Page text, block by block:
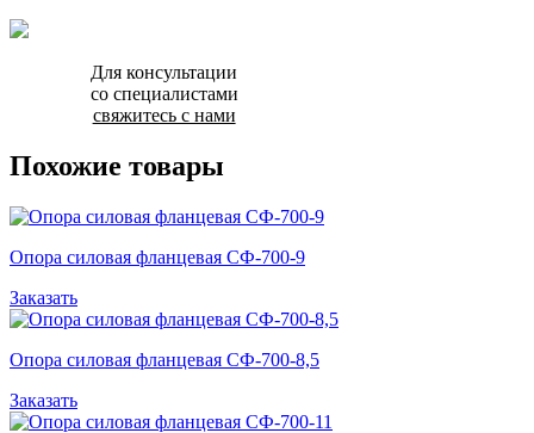
Для консультации
со специалистами
свяжитесь с нами
Похожие товары
Опора силовая фланцевая СФ-700-9
Заказать
Опора силовая фланцевая СФ-700-8,5
Заказать